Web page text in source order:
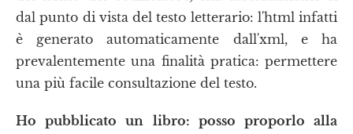
dal punto di vista del testo letterario: l'html infatti
è generato automaticamente dall'xml, e ha
prevalentemente una finalità pratica: permettere
una più facile consultazione del testo.
Ho pubblicato un libro: posso proporlo alla